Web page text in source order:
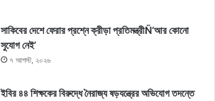
সাকিবের দেশে ফেরার প্রশ্নে ক্রীড়া প্রতিমন্ত্রীÑ‘আর কোনো
সুযোগ নেই’
৭ আগস্ট, ২০২৬
ইবির ৪৪ শিক্ষকের বিরুদ্ধে নৈরাজ্য ষড়যন্ত্রের অভিযোগ তদন্তে